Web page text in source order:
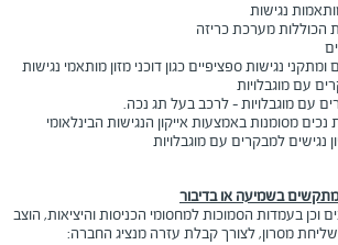
נגישות
הכוללות מערכת כריזה
נגישות ספציפיים כגון דוכני מזון מותאמי נגישות
עם מוגבלויות
עם מוגבלויות - לרכב בעל תג נכה.
נכים מסומנות באמצעות אייקון הנגישות הבינלאומי
נגישים למבקרים עם מוגבלויות
בשמיעה או בדיבור
וכן בעמדות הסמוכות למחסומי הכניסות והיציאות, הוצב
מסרון, לצורך קבלת עזרה מנציג החברה: